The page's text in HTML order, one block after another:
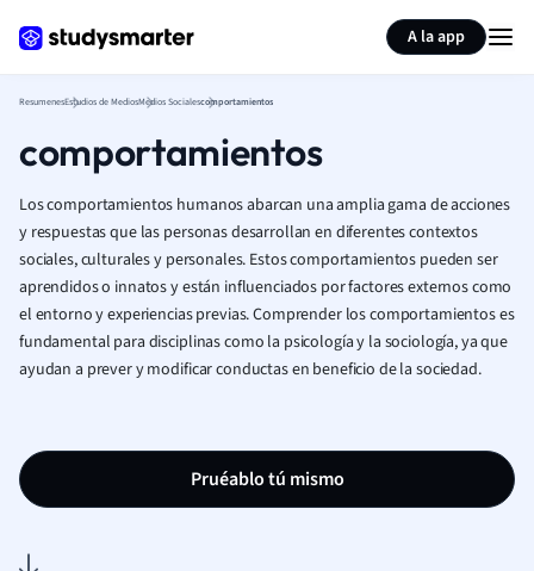
A la app
ResumenesEstudios de MediosMedios Socialescomportamientos
comportamientos
Los comportamientos humanos abarcan una amplia gama de acciones
y respuestas que las personas desarrollan en diferentes contextos
sociales, culturales y personales. Estos comportamientos pueden ser
aprendidos o innatos y están influenciados por factores externos como
el entorno y experiencias previas. Comprender los comportamientos es
fundamental para disciplinas como la psicología y la sociología, ya que
ayudan a prever y modificar conductas en beneficio de la sociedad.
Pruéablo tú mismo
Resumir página